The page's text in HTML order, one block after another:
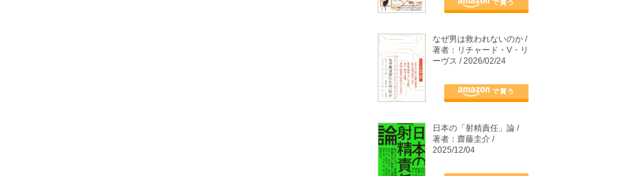
なぜ男は救われないのか /
著者：リチャード・V・リ
ーヴス / 2026/02/24
日本の「射精責任」論 /
著者：齋藤圭介 /
2025/12/04